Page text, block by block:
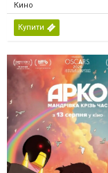
Кино
Купити